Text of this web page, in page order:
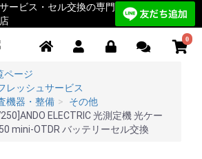
ービス・セル交換の専門
店
0
ページ
レッシュサービス
機器・整備
その他
ELECTRIC 光測定機 光ケー
mini-OTDR バッテリーセル交換